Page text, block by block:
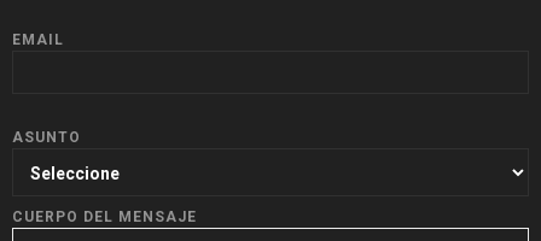
EMAIL
ASUNTO
CUERPO DEL MENSAJE